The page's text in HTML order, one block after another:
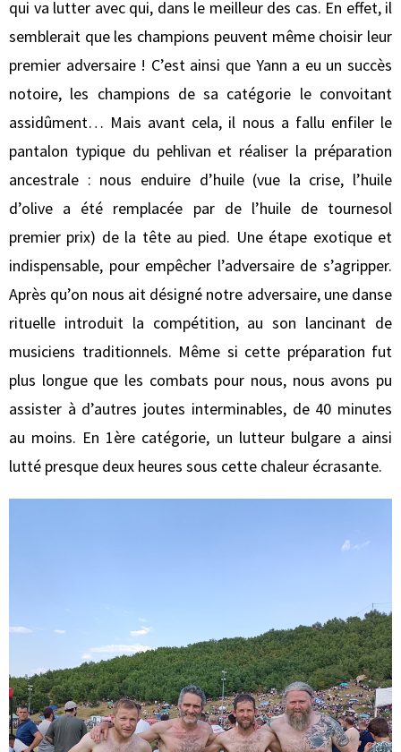
qui va lutter avec qui, dans le meilleur des cas. En effet, il
semblerait que les champions peuvent même choisir leur
premier adversaire ! C’est ainsi que Yann a eu un succès
notoire, les champions de sa catégorie le convoitant
assidûment… Mais avant cela, il nous a fallu enfiler le
pantalon typique du pehlivan et réaliser la préparation
ancestrale : nous enduire d’huile (vue la crise, l’huile
d’olive a été remplacée par de l’huile de tournesol
premier prix) de la tête au pied. Une étape exotique et
indispensable, pour empêcher l’adversaire de s’agripper.
Après qu’on nous ait désigné notre adversaire, une danse
rituelle introduit la compétition, au son lancinant de
musiciens traditionnels. Même si cette préparation fut
plus longue que les combats pour nous, nous avons pu
assister à d’autres joutes interminables, de 40 minutes
au moins. En 1ère catégorie, un lutteur bulgare a ainsi
lutté presque deux heures sous cette chaleur écrasante.